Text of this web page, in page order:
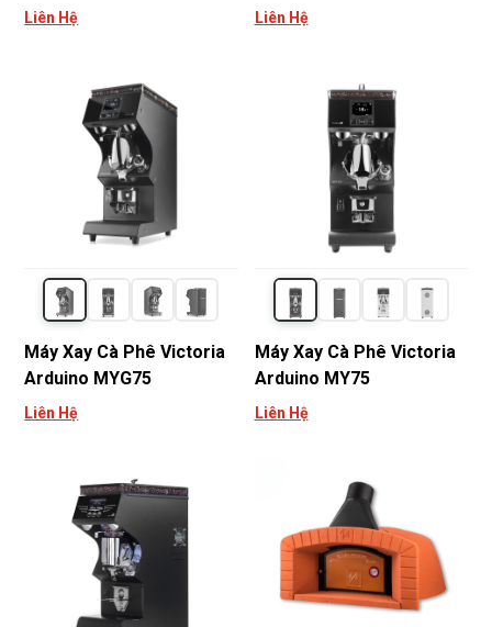
Liên Hệ Liên Hệ
Máy Xay Cà Phê Victoria
Arduino MYG75
Liên Hệ
Máy Xay Cà Phê Victoria
Arduino MY75
Liên Hệ